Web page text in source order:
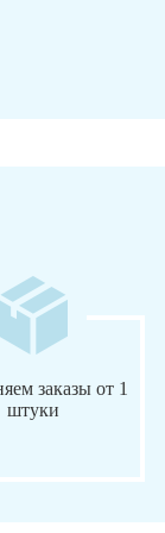
заказы от 1
штуки